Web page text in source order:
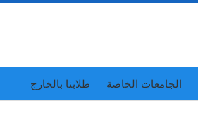
الجامعات الخاصة طلابنا بالخارج